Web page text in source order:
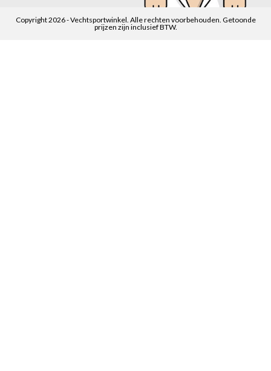
Copyright 2026 - Vechtsportwinkel. Alle rechten voorbehouden. Getoonde
prijzen zijn inclusief BTW.